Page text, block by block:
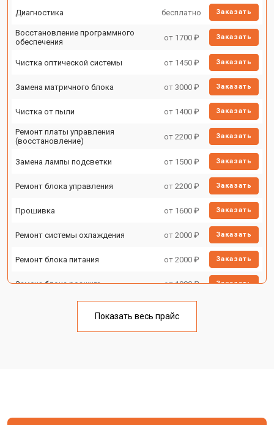
Диагностика бесплатно Заказать
Восстановление программного
обеспечения
от 1700 ₽ Заказать
Чистка оптической системы от 1450 ₽ Заказать
Замена матричного блока от 3000 ₽ Заказать
Чистка от пыли от 1400 ₽ Заказать
Ремонт платы управления
(восстановление)
от 2200 ₽ Заказать
Замена лампы подсветки от 1500 ₽ Заказать
Ремонт блока управления от 2200 ₽ Заказать
Прошивка от 1600 ₽ Заказать
Ремонт системы охлаждения от 2000 ₽ Заказать
Ремонт блока питания от 2000 ₽ Заказать
Замена блока розжига от 1900 ₽ Заказать
Показать весь прайс